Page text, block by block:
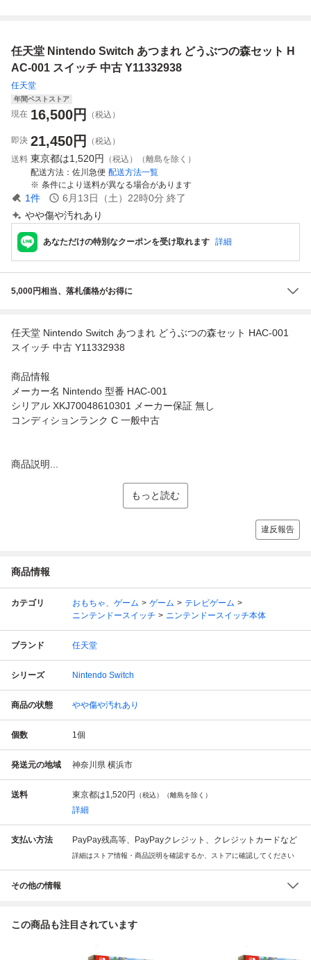
み 付属品不足あ
り
任天堂 Nintendo Switch あつまれ どうぶつの森セット H
AC-001 スイッチ 中古 Y11332938
任天堂
年間ベストストア
現在 16,500円 （税込）
即決 21,450円
（税込）
送料 東京都は1,520円
（税込）（離島を除く）
配送方法
佐川急便 配送方法一覧
条件により送料が異なる場合があります
1件 6月13日（土）22時0分 終了
やや傷や汚れあり
あなただけの特別なクーポンを受け取れます 詳細
5,000円相当、落札価格がお得に
任天堂 Nintendo Switch あつまれ どうぶつの森セット HAC-001
スイッチ 中古 Y11332938
商品情報
メーカー名 Nintendo 型番 HAC-001
シリアル XKJ70048610301 メーカー保証 無し
コンディションランク C 一般中古
商品説明...
もっと読む
違反報告
商品情報
カテゴリ おもちゃ、ゲーム ゲーム
テレビゲーム
ニンテンドースイッチ
ニンテンドースイッチ本体
ブランド 任天堂
シリーズ Nintendo Switch
商品の状態 やや傷や汚れあり
個数 1個
発送元の地域 神奈川県 横浜市
送料 東京都は1,520円 （税込）（離島を除く）
詳細
支払い方法 PayPay残高等、PayPayクレジット、クレジットカードなど
詳細はストア情報・商品説明を確認するか、ストアに確認してください
その他の情報
この商品も注目されています